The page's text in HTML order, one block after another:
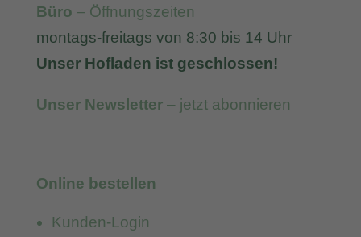
Büro – Öffnungszeiten
montags-freitags von 8:30 bis 14 Uhr
Unser Hofladen ist geschlossen!
Unser Newsletter– jetzt abonnieren
Online bestellen
Kunden-Login